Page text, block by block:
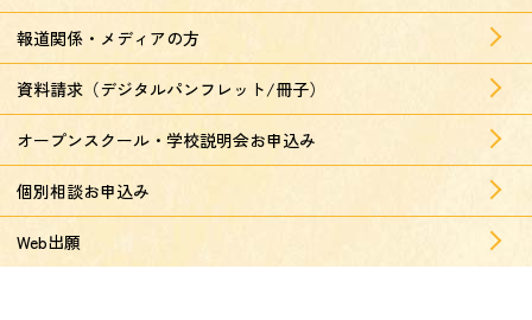
報道関係・メディアの方
資料請求（デジタルパンフレット/冊子）
オープンスクール・学校説明会お申込み
個別相談お申込み
Web出願